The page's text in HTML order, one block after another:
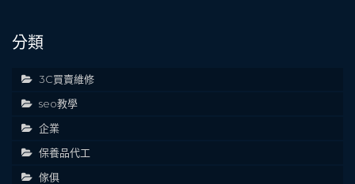
分類
3C買賣維修
seo教學
企業
保養品代工
傢俱